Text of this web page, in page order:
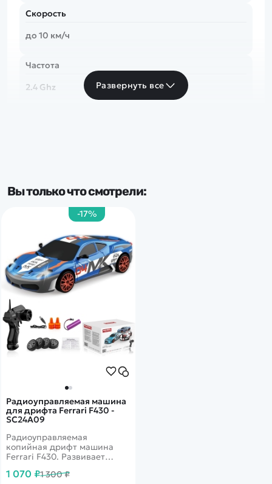
Скорость
до 10 км/ч
Частота
2.4 Ghz
1:24
Доп.характеристики:
Свет. фары
Развернуть все
Вы только что смотрели:
-17%
Радиоуправляемая машина
для дрифта Ferrari F430 -
SC24A09
Радиоуправляемая
копийная дрифт машина
Ferrari F430. Развивает
комплекте присутствуют
1 070 ₽1 300 ₽